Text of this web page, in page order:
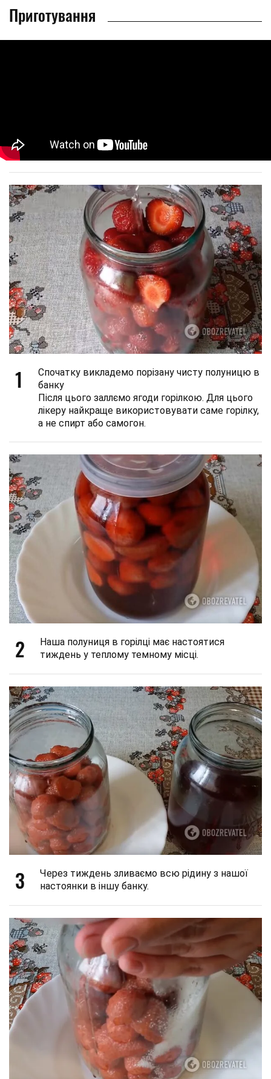
Приготування
1
Спочатку викладемо порізану чисту полуницю в
банку
Після цього заллємо ягоди горілкою. Для цього
лікеру найкраще використовувати саме горілку,
а не спирт або самогон.
2
Наша полуниця в горілці має настоятися
тиждень у теплому темному місці.
3
Через тиждень зливаємо всю рідину з нашої
настоянки в іншу банку.